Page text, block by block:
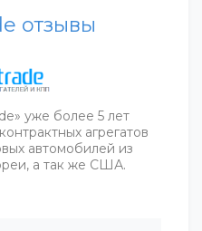
отзывы
уже более 5 лет
агрегатов
автомобилей из
а так же США.